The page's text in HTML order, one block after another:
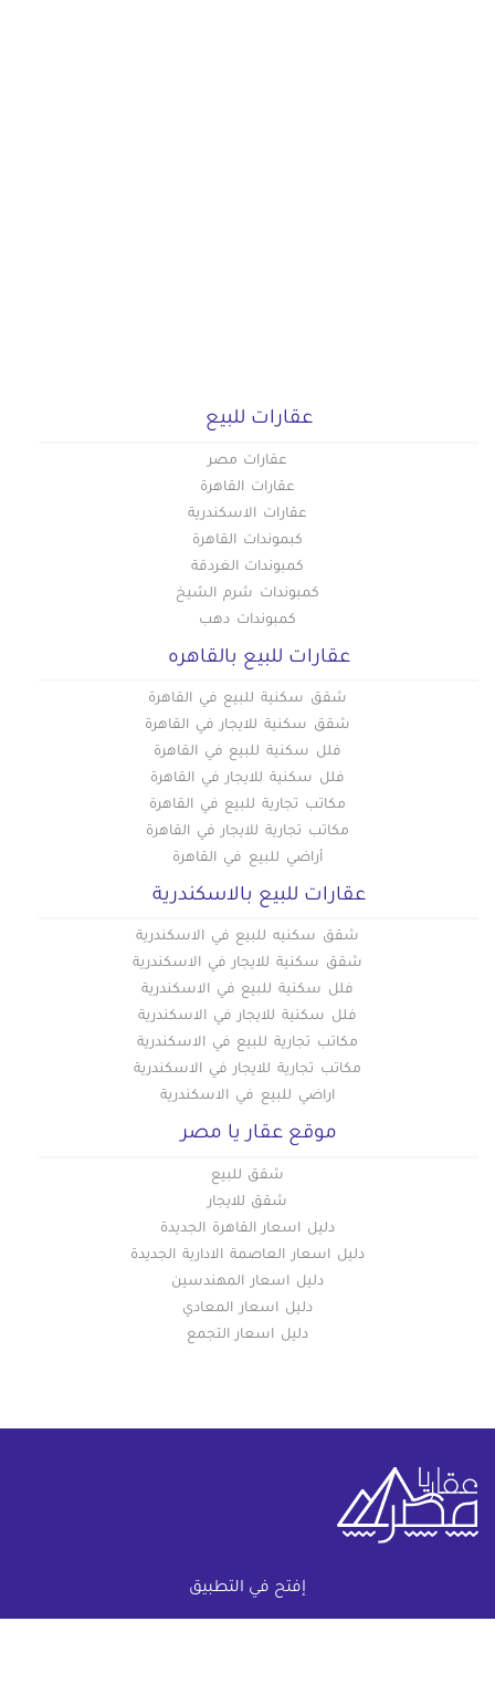
إفتح في التطبيق
عقارات للبيع
عقارات مصر
عقارات القاهرة
عقارات الاسكندرية
كبموندات القاهرة
كمبوندات الغردقة
كمبوندات شرم الشيخ
كمبوندات دهب
عقارات للبيع بالقاهره
شقق سكنية للبيع في القاهرة
شقق سكنية للايجار في القاهرة
فلل سكنية للبيع في القاهرة
فلل سكنية للايجار في القاهرة
مكاتب تجارية للبيع في القاهرة
مكاتب تجارية للايجار في القاهرة
أراضي للبيع في القاهرة
عقارات للبيع بالاسكندرية
شقق سكنيه للبيع في الاسكندرية
شقق سكنية للايجار في الاسكندرية
فلل سكنية للبيع في الاسكندرية
فلل سكنية للايجار في الاسكندرية
مكاتب تجارية للبيع في الاسكندرية
مكاتب تجارية للايجار في الاسكندرية
اراضي للبيع في الاسكندرية
موقع عقار يا مصر
شقق للبيع
شقق للايجار
دليل اسعار القاهرة الجديدة
دليل اسعار العاصمة الادارية الجديدة
دليل اسعار المهندسين
دليل اسعار المعادي
دليل اسعار التجمع